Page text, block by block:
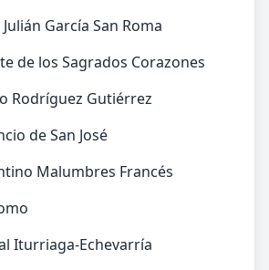
García San Roma
de los Sagrados Corazones
Rodríguez Gutiérrez
de San José
Malumbres Francés
Iturriaga-Echevarría